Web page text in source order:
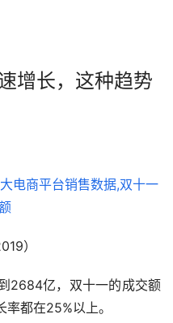
增长，这种趋势
）
2684亿，双十一的成交额
都在25%以上。